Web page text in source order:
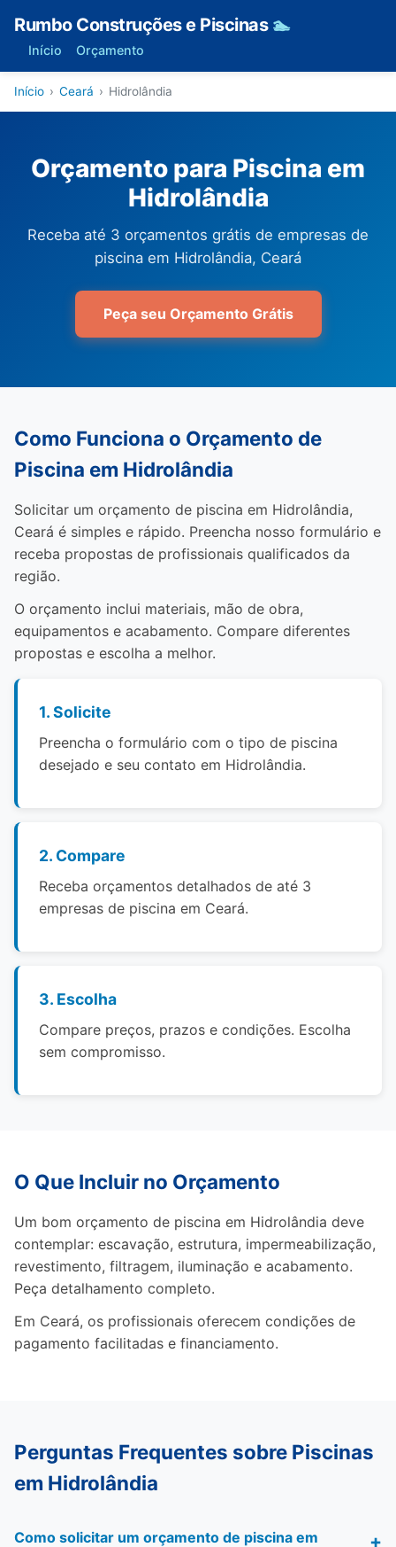
Rumbo Construções e Piscinas 🏊
Início Orçamento
Início › Ceará › Hidrolândia
Orçamento para Piscina em
Hidrolândia
Receba até 3 orçamentos grátis de empresas de
piscina em Hidrolândia, Ceará
Peça seu Orçamento Grátis
Como Funciona o Orçamento de
Piscina em Hidrolândia
Solicitar um orçamento de piscina em Hidrolândia,
Ceará é simples e rápido. Preencha nosso formulário e
receba propostas de profissionais qualificados da
região.
O orçamento inclui materiais, mão de obra,
equipamentos e acabamento. Compare diferentes
propostas e escolha a melhor.
1. Solicite
Preencha o formulário com o tipo de piscina
desejado e seu contato em Hidrolândia.
2. Compare
Receba orçamentos detalhados de até 3
empresas de piscina em Ceará.
3. Escolha
Compare preços, prazos e condições. Escolha
sem compromisso.
O Que Incluir no Orçamento
Um bom orçamento de piscina em Hidrolândia deve
contemplar: escavação, estrutura, impermeabilização,
revestimento, filtragem, iluminação e acabamento.
Peça detalhamento completo.
Em Ceará, os profissionais oferecem condições de
pagamento facilitadas e financiamento.
Perguntas Frequentes sobre Piscinas
em Hidrolândia
Como solicitar um orçamento de piscina em